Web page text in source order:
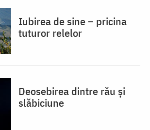
Iubirea de sine – pricina
tuturor relelor
Deosebirea dintre rău și
slăbiciune